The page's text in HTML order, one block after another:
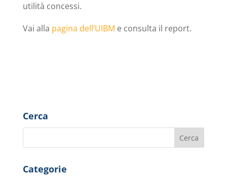
utilità concessi.
Vai alla pagina dell’UIBM e consulta il report.
Cerca
Categorie